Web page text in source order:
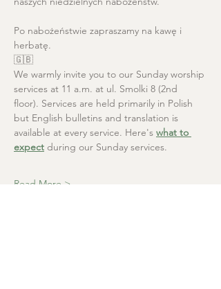
Po nabożeństwie zapraszamy na kawę i
herbatę.
🇬🇧
We warmly invite you to our Sunday worship
services at 11 a.m. at ul. Smolki 8 (2nd
floor). Services are held primarily in Polish
but English bulletins and translation is
available at every service. Here's what to
expect during our Sunday services.
Read More >